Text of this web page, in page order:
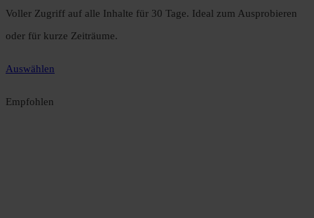
Voller Zugriff auf alle Inhalte für 30 Tage. Ideal zum Ausprobieren
oder für kurze Zeiträume.
Auswählen
Empfohlen